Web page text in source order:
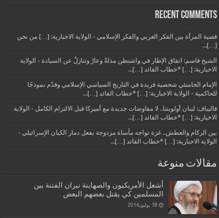
Recent Comments
قضية المرأة بين الفكر الغربي والفكر الإسلامي - الولاية الاخبارية: […] من نحن
[…]...
الشيخ قاسم: اتفاق الإطار في واشنطن مذلةٌ وعارٌ وتنازلٌ عن السيادة - الولاية
الاخبارية: […] *خطاب القائد […]...
الإمام الخامنئي شخصية فريدة في التاريخ السياسي الإسلامي وقدّم نموذجًا
للحاكمية - الولاية الاخبارية: […] *خطاب القائد […]...
قاليباف: لبنان أولويتنا.. لا مفاوضات جديدة مع أميركا قبل الالتزام الكامل - الولاية
الاخبارية: […] *خطاب القائد […]...
بين الركام والعطش.. غزة تواجه مأساة مزدوجة بفعل دمار الكيان الإسرائيلي -
الولاية الاخبارية: […] *خطاب القائد […]...
مقالات منوعة
أشعل الأمريكيون والصهاينة نيران الفتنة بين
المسلمين كي يقتل بعضهم البعض
18 يوليو,2016